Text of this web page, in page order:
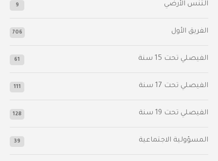
التنس الأرضي 9
الفريق الأول 706
الفيصلي‬⁩ تحت 15 سنة 61
‫الفيصلي‬⁩ تحت 17 سنة 111
الفيصلي‬⁩ تحت 19 سنة 128
المسؤولية الاجتماعية 39